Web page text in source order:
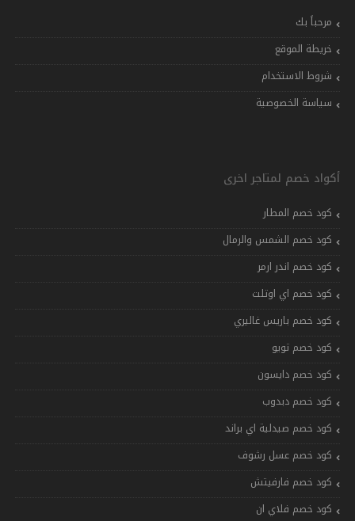
مرحباً بك
خريطة الموقع
شروط الاستخدام
سياسة الخصوصية
أكواد خصم لمتاجر اخرى
كود خصم المطار
كود خصم الشمس والرمال
كود خصم اندر ارمر
كود خصم اي اوتلت
كود خصم باريس غاليري
كود خصم تويو
كود خصم دايسون
كود خصم دبدوب
كود خصم صيدلية اي براند
كود خصم عسل رشوف
كود خصم فارفيتش
كود خصم فلاي ان